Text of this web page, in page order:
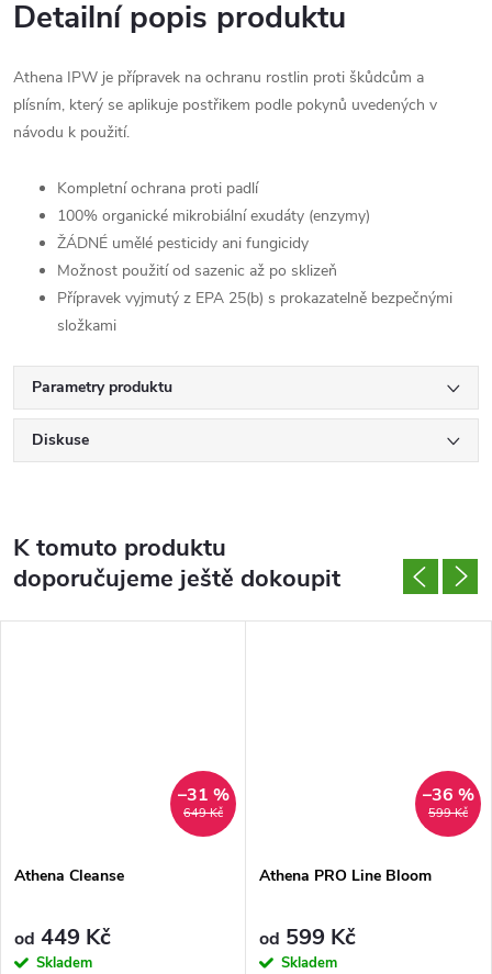
Detailní popis produktu
Athena IPW je přípravek na ochranu rostlin proti škůdcům a
plísním, který se aplikuje postřikem podle pokynů uvedených v
návodu k použití.
Kompletní ochrana proti padlí
100% organické mikrobiální exudáty (enzymy)
ŽÁDNÉ umělé pesticidy ani fungicidy
Možnost použití od sazenic až po sklizeň
Přípravek vyjmutý z EPA 25(b) s prokazatelně bezpečnými
složkami
Parametry produktu
Diskuse
K tomuto produktu
doporučujeme ještě dokoupit
649 Kč
–31 %
Athena Cleanse
od 449 Kč
Skladem
599 Kč
–36 %
Athena PRO Line Bloom
od 599 Kč
Skladem